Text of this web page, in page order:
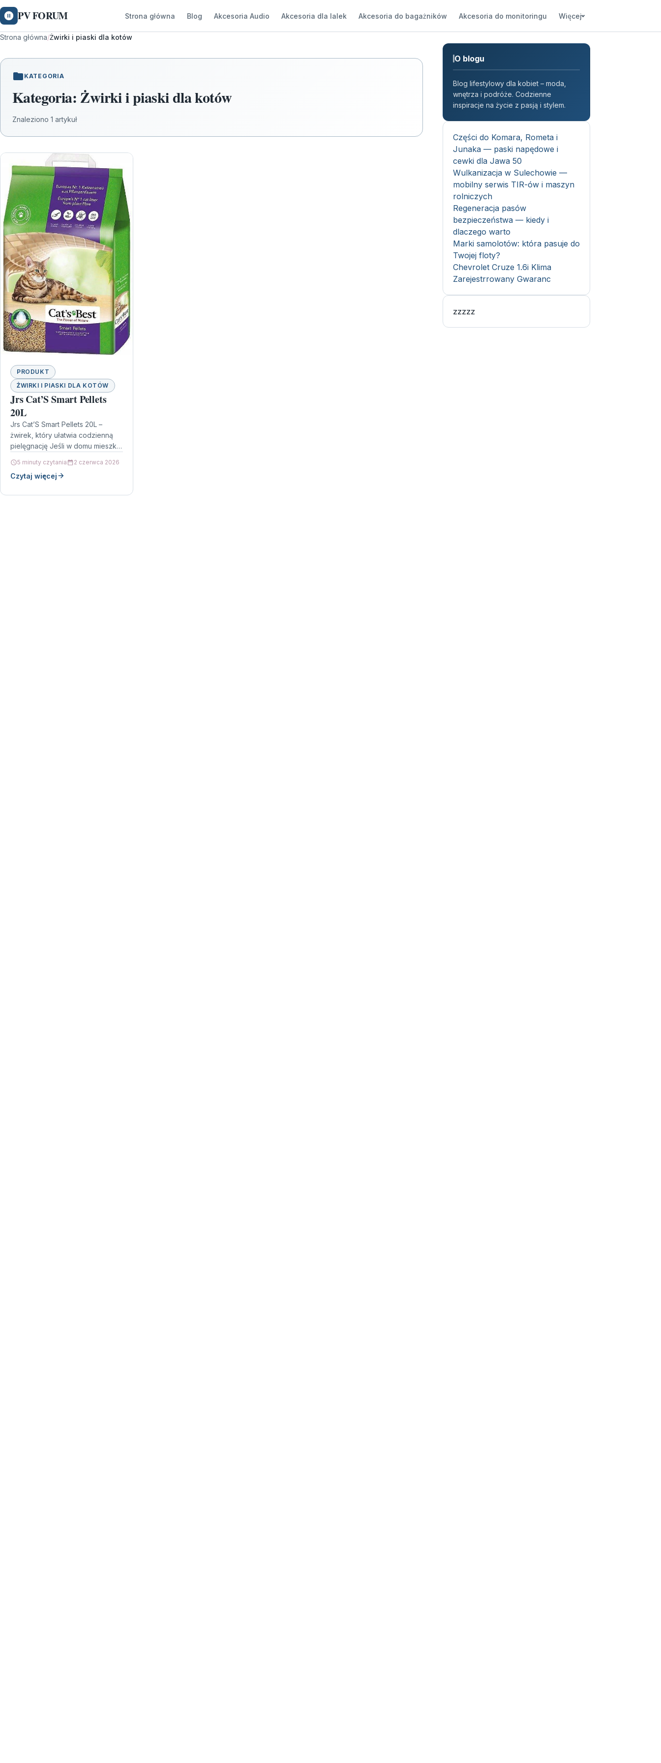
PV FORUM Strona główna Blog Akcesoria Audio Akcesoria dla lalek Akcesoria do bagażników Akcesoria do monitoringu Więcej
Strona główna/Żwirki i piaski dla kotów
KATEGORIA
Kategoria: Żwirki i piaski dla kotów
Znaleziono 1 artykuł
PRODUKT
ŻWIRKI I PIASKI DLA KOTÓW
Jrs Cat’S Smart Pellets
20L
Jrs Cat’S Smart Pellets 20L –
żwirek, który ułatwia codzienną
pielęgnację Jeśli w domu mieszka
znasz problem przyklejania…
5 minuty czytania 2 czerwca 2026
Czytaj więcej
O blogu
Blog lifestylowy dla kobiet – moda,
wnętrza i podróże. Codzienne
inspiracje na życie z pasją i stylem.
Części do Komara, Rometa i
Junaka — paski napędowe i
cewki dla Jawa 50
Wulkanizacja w Sulechowie —
mobilny serwis TIR-ów i maszyn
rolniczych
Regeneracja pasów
bezpieczeństwa — kiedy i
dlaczego warto
Marki samolotów: która pasuje do
Twojej floty?
Chevrolet Cruze 1.6i Klima
Zarejestrrowany Gwaranc
zzzzz